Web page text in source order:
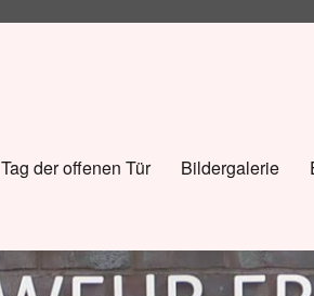
Tag der offenen Tür Bildergalerie